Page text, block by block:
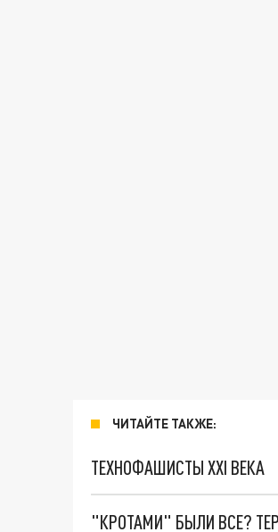
ЧИТАЙТЕ ТАКЖЕ:
ТЕХНОФАШИСТЫ XXI ВЕКА
"КРОТАМИ" БЫЛИ ВСЕ?